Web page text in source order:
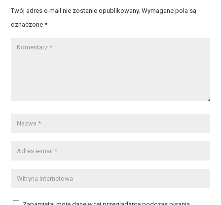
Twój adres e-mail nie zostanie opublikowany. Wymagane pola są
oznaczone*